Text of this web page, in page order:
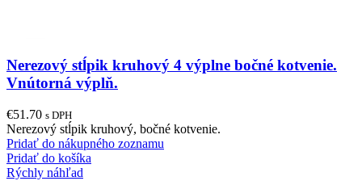
Nerezový stĺpik kruhový 4 výplne bočné kotvenie.
Vnútorná výplň.
€51.70 s DPH
Nerezový stĺpik kruhový, bočné kotvenie.
Pridať do nákupného zoznamu
Pridať do košíka
Rýchly náhľad